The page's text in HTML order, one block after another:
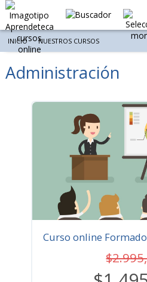
INICIO NUESTROS CURSOS
Administración
Resultados 15 de 13 - Mostrar por
Curso online